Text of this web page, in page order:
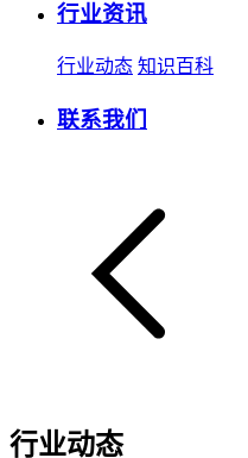
行业资讯
行业动态 知识百科
联系我们
行业动态